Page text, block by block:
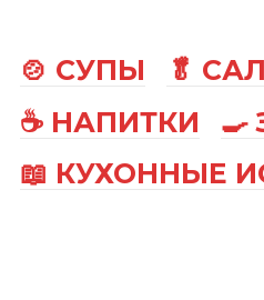
🍲 СУПЫ 🥬
☕ НАПИТКИ
🍳
📖 КУХОННЫЕ